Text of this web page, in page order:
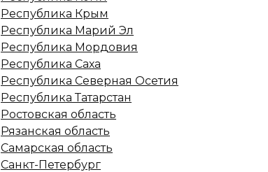
Республика Крым
Республика Марий Эл
Республика Мордовия
Республика Саха
Республика Северная Осетия
Республика Татарстан
Ростовская область
Рязанская область
Самарская область
Санкт-Петербург